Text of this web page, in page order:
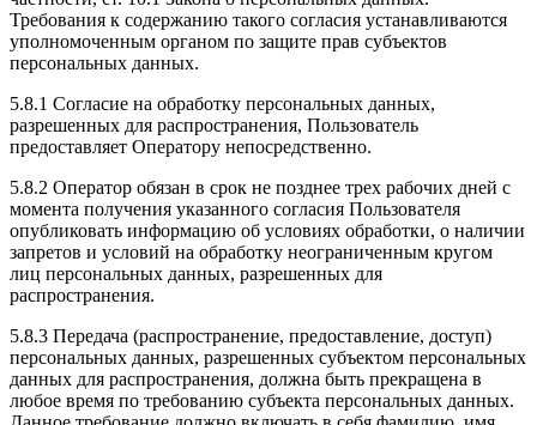
Требования к содержанию такого согласия устанавливаются
уполномоченным органом по защите прав субъектов
персональных данных.
5.8.1 Согласие на обработку персональных данных,
разрешенных для распространения, Пользователь
предоставляет Оператору непосредственно.
5.8.2 Оператор обязан в срок не позднее трех рабочих дней с
момента получения указанного согласия Пользователя
опубликовать информацию об условиях обработки, о наличии
запретов и условий на обработку неограниченным кругом
лиц персональных данных, разрешенных для
распространения.
5.8.3 Передача (распространение, предоставление, доступ)
персональных данных, разрешенных субъектом персональных
данных для распространения, должна быть прекращена в
любое время по требованию субъекта персональных данных.